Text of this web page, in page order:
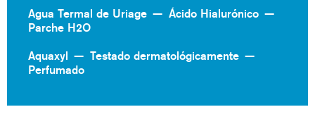
Agua Termal de Uriage
Ácido Hialurónico
Parche H2O
Aquaxyl
Testado dermatológicamente
Perfumado